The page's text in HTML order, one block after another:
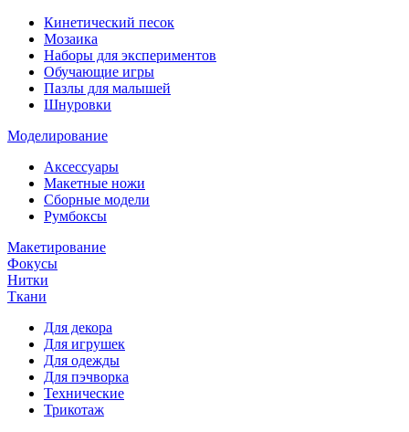
Кинетический песок
Мозаика
Наборы для экспериментов
Обучающие игры
Пазлы для малышей
Шнуровки
Моделирование
Аксессуары
Макетные ножи
Сборные модели
Румбоксы
Макетирование
Фокусы
Нитки
Ткани
Для декора
Для игрушек
Для одежды
Для пэчворка
Технические
Трикотаж